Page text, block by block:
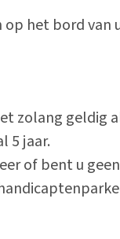
het bord van
zolang geldig
5 jaar.
of bent u